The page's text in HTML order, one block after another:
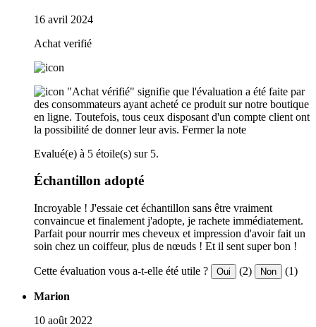
16 avril 2024
Achat verifié
"Achat vérifié" signifie que l'évaluation a été faite par
des consommateurs ayant acheté ce produit sur notre boutique
en ligne. Toutefois, tous ceux disposant d'un compte client ont
la possibilité de donner leur avis. Fermer la note
Evalué(e) à 5 étoile(s) sur 5.
Échantillon adopté
Incroyable ! J'essaie cet échantillon sans être vraiment
convaincue et finalement j'adopte, je rachete immédiatement.
Parfait pour nourrir mes cheveux et impression d'avoir fait un
soin chez un coiffeur, plus de nœuds ! Et il sent super bon !
Cette évaluation vous a-t-elle été utile ? Oui (2) Non (1)
Marion
10 août 2022